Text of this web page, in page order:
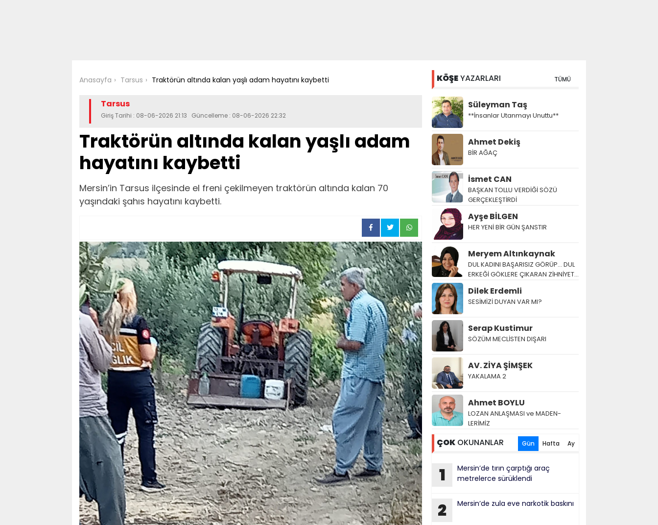
Anasayfa Tarsus Traktörün altında kalan yaşlı adam hayatını kaybetti
Tarsus
Giriş Tarihi : 08-06-2026 21:13 Güncelleme : 08-06-2026 22:32
Traktörün altında kalan yaşlı adam
hayatını kaybetti
Mersin’in Tarsus ilçesinde el freni çekilmeyen traktörün altında kalan 70
yaşındaki şahıs hayatını kaybetti.
KÖŞEYAZARLARI TÜMÜ
Süleyman Taş
**İnsanlar Utanmayı Unuttu**
Ahmet Dekiş
BİR AĞAÇ
İsmet CAN
BAŞKAN TOLLU VERDİĞİ SÖZÜ
GERÇEKLEŞTİRDİ
Ayşe BİLGEN
HER YENİ BİR GÜN ŞANSTIR
Meryem Altınkaynak
DUL KADINI BAŞARISIZ GÖRÜP… DUL
ERKEĞİ GÖKLERE ÇIKARAN ZİHNİYET…
Dilek Erdemli
SESİMİZİ DUYAN VAR MI?
Serap Kustimur
SÖZÜM MECLİSTEN DIŞARI
AV. ZİYA ŞİMŞEK
YAKALAMA 2
Ahmet BOYLU
LOZAN AN­LAŞ­MA­SI ve MA­DEN­
LERİMİZ
ÇOK OKUNANLAR Gün Hafta Ay
1
Mersin’de tırın çarptığı araç
metrelerce sürüklendi
2 Mersin’de zula eve narkotik baskını